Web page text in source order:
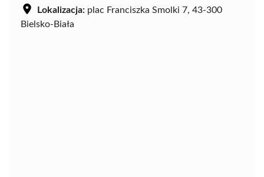
Lokalizacja: plac Franciszka Smolki 7, 43-300
Bielsko-Biała